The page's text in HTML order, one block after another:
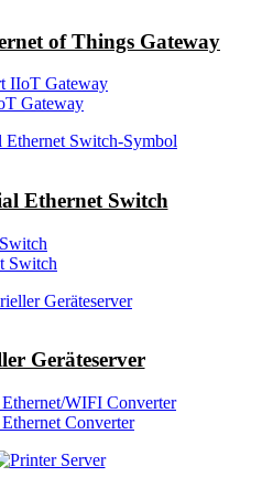
of Things Gateway
IIoT Gateway
Gateway
Ethernet Switch
Switch
Geräteserver
WIFI Converter
Converter